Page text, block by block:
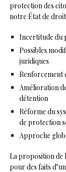
protection des
notre État de
Incertitude du
Possibles
juridiques
Renforcement
Amélioration
détention
Réforme du
de protection
Approche
La proposition de
pour des faits